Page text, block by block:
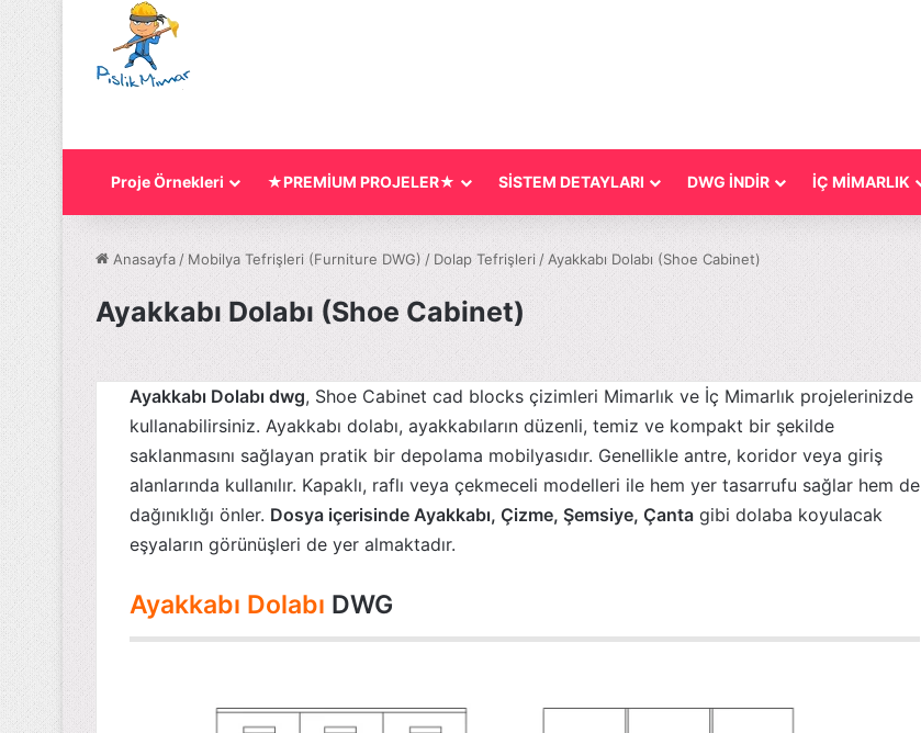
Proje Örnekleri ★PREMİUM PROJELER★ SİSTEM DETAYLARI DWG İNDİR İÇ MİMARLIK
Anasayfa /Mobilya Tefrişleri (Furniture DWG) / Dolap Tefrişleri /Ayakkabı Dolabı (Shoe Cabinet)
Ayakkabı Dolabı (Shoe Cabinet)
Ayakkabı Dolabı dwg, Shoe Cabinet cad blocks çizimleri Mimarlık ve İç Mimarlık projelerinizde
kullanabilirsiniz. Ayakkabı dolabı, ayakkabıların düzenli, temiz ve kompakt bir şekilde
saklanmasını sağlayan pratik bir depolama mobilyasıdır. Genellikle antre, koridor veya giriş
alanlarında kullanılır. Kapaklı, raflı veya çekmeceli modelleri ile hem yer tasarrufu sağlar hem de
dağınıklığı önler. Dosya içerisinde Ayakkabı, Çizme, Şemsiye, Çanta gibi dolaba koyulacak
eşyaların görünüşleri de yer almaktadır.
Ayakkabı Dolabı DWG